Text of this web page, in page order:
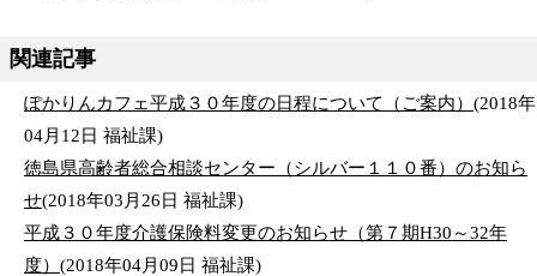
関連記事
ぽかりんカフェ平成３０年度の日程について（ご案内） (2018年
04月12日 福祉課)
徳島県高齢者総合相談センター（シルバー１１０番）のお知ら
せ(2018年03月26日 福祉課)
平成３０年度介護保険料変更のお知らせ（第７期H30～32年
度） (2018年04月09日 福祉課)